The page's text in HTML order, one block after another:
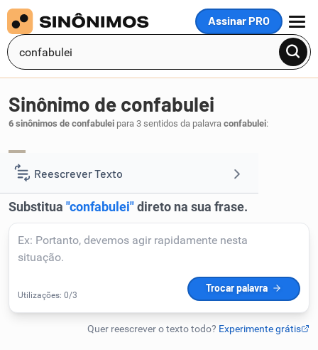
Assinar PRO
MENU
Reescrever Texto
Resumir Texto
Corrigir Texto
Detector de IA
Humanizador de IA
Sinônimo de confabulei
6 sinônimos de confabulei para 3 sentidos da palavra confabulei: